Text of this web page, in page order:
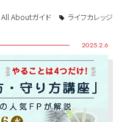
All Aboutガイド ライフカレッジ
2025.2.6